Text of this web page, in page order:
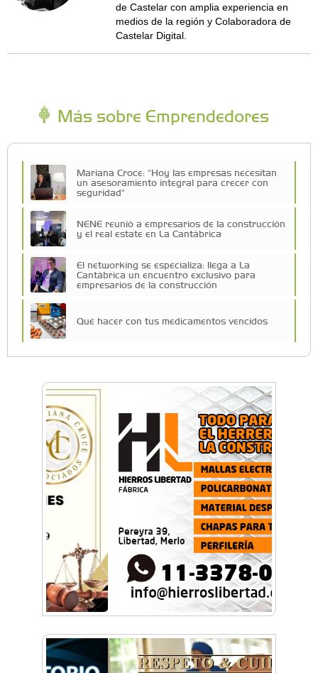
de Castelar con amplia experiencia en
medios de la región y Colaboradora de
Castelar Digital.
Más sobre Emprendedores
Mariana Croce: "Hoy las empresas necesitan
un asesoramiento integral para crecer con
seguridad"
NENE reunió a empresarios de la construcción
y el real estate en La Cantábrica
El networking se especializa: llega a La
Cantábrica un encuentro exclusivo para
empresarios de la construcción
Qué hacer con tus medicamentos vencidos
Más de 80 emprendedores, K-Pop y canje de
Vuelve la expo Morón Se Muestra: dos días
para conocer lo que se produce en el distrito
Historias con Toque Venezolano: Tequeños, la
esencia del sabor y la alegría en un bocado
Build With AI: Google Developer Groups
Castelar llevó charlas de IA a BYTEC
Lunettes de vegetales y corazón de
mozzarella: El paso a paso para una pasta de
autor
Una organización en expansión: Pamela
Álvarez y su enfoque integral en seguros
La mejor berenjena en escabeche está en la
Zona Oeste